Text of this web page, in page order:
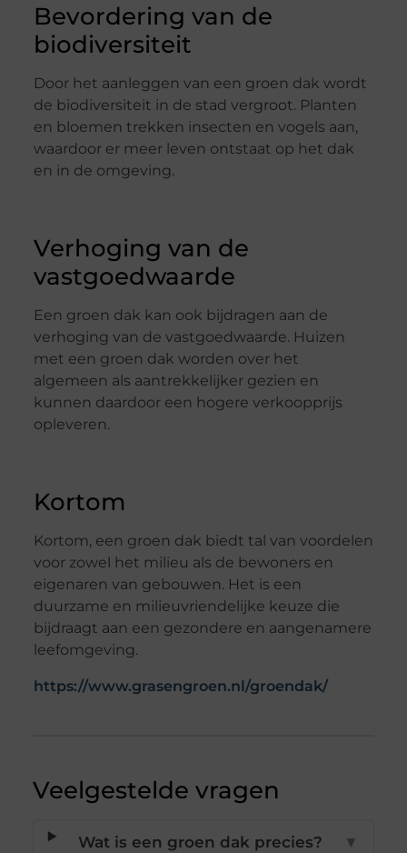
Bevordering van de
biodiversiteit
Door het aanleggen van een groen dak wordt
de biodiversiteit in de stad vergroot. Planten
en bloemen trekken insecten en vogels aan,
waardoor er meer leven ontstaat op het dak
en in de omgeving.
Verhoging van de
vastgoedwaarde
Een groen dak kan ook bijdragen aan de
verhoging van de vastgoedwaarde. Huizen
met een groen dak worden over het
algemeen als aantrekkelijker gezien en
kunnen daardoor een hogere verkoopprijs
opleveren.
Kortom
Kortom, een groen dak biedt tal van voordelen
voor zowel het milieu als de bewoners en
eigenaren van gebouwen. Het is een
duurzame en milieuvriendelijke keuze die
bijdraagt aan een gezondere en aangenamere
leefomgeving.
https://www.grasengroen.nl/groendak/
Veelgestelde vragen
Wat is een groen dak precies? ▼